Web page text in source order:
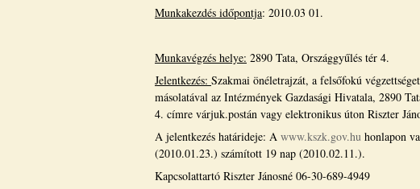
Munkakezdés időpontja: 2010.03 01.
Munkavégzés helye: 2890 Tata, Országgyűlés tér 4.
Jelentkezés: Szakmai önéletrajzát, a felsőfokú
másolatával az Intézmények Gazdasági Hivatala, 2890
4. címre várjuk.postán vagy elektronikus úton Riszter
A jelentkezés határideje: A www.kszk.gov.hu honlapon
(2010.01.23.) számított 19 nap (2010.02.11.).
Kapcsolattartó Riszter Jánosné 06-30-689-4949